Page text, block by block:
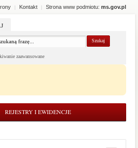
| Kontakt | Strona www podmiotu: ms.gov.pl
zaawansowane
REJESTRY I EWIDENCJE